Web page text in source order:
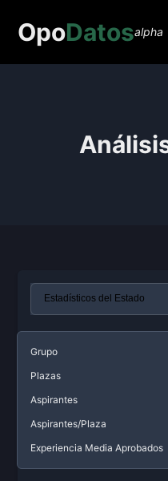
OpoDatosalpha
Grupo
Plazas
Aspirantes
Aspirantes/Plaza
Experiencia Media Aprobados